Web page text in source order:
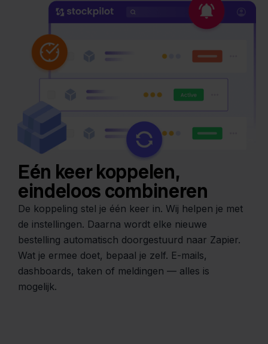
Eén keer koppelen,
eindeloos combineren
De koppeling stel je één keer in. Wij helpen je met
de instellingen. Daarna wordt elke nieuwe
bestelling automatisch doorgestuurd naar Zapier.
Wat je ermee doet, bepaal je zelf. E-mails,
dashboards, taken of meldingen — alles is
mogelijk.